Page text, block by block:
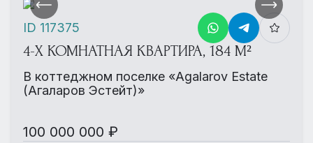
4-Х КОМНАТНАЯ КВАРТИРА, 184 М²
В коттеджном поселке «Agalarov Estate
(Агаларов Эстейт)»
100 000 000 ₽
ID 117375